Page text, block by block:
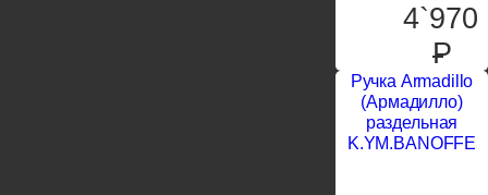
4`970
P
Ручка Armadillo
(Армадилло)
раздельная
K.YM.BANOFFE